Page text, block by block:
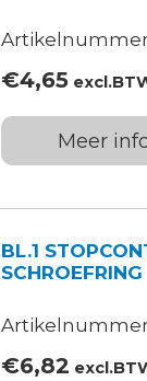
Artikelnummer:
€4,65
Meer
BL.1
SCHROEFRING
Artikelnummer:
€6,82